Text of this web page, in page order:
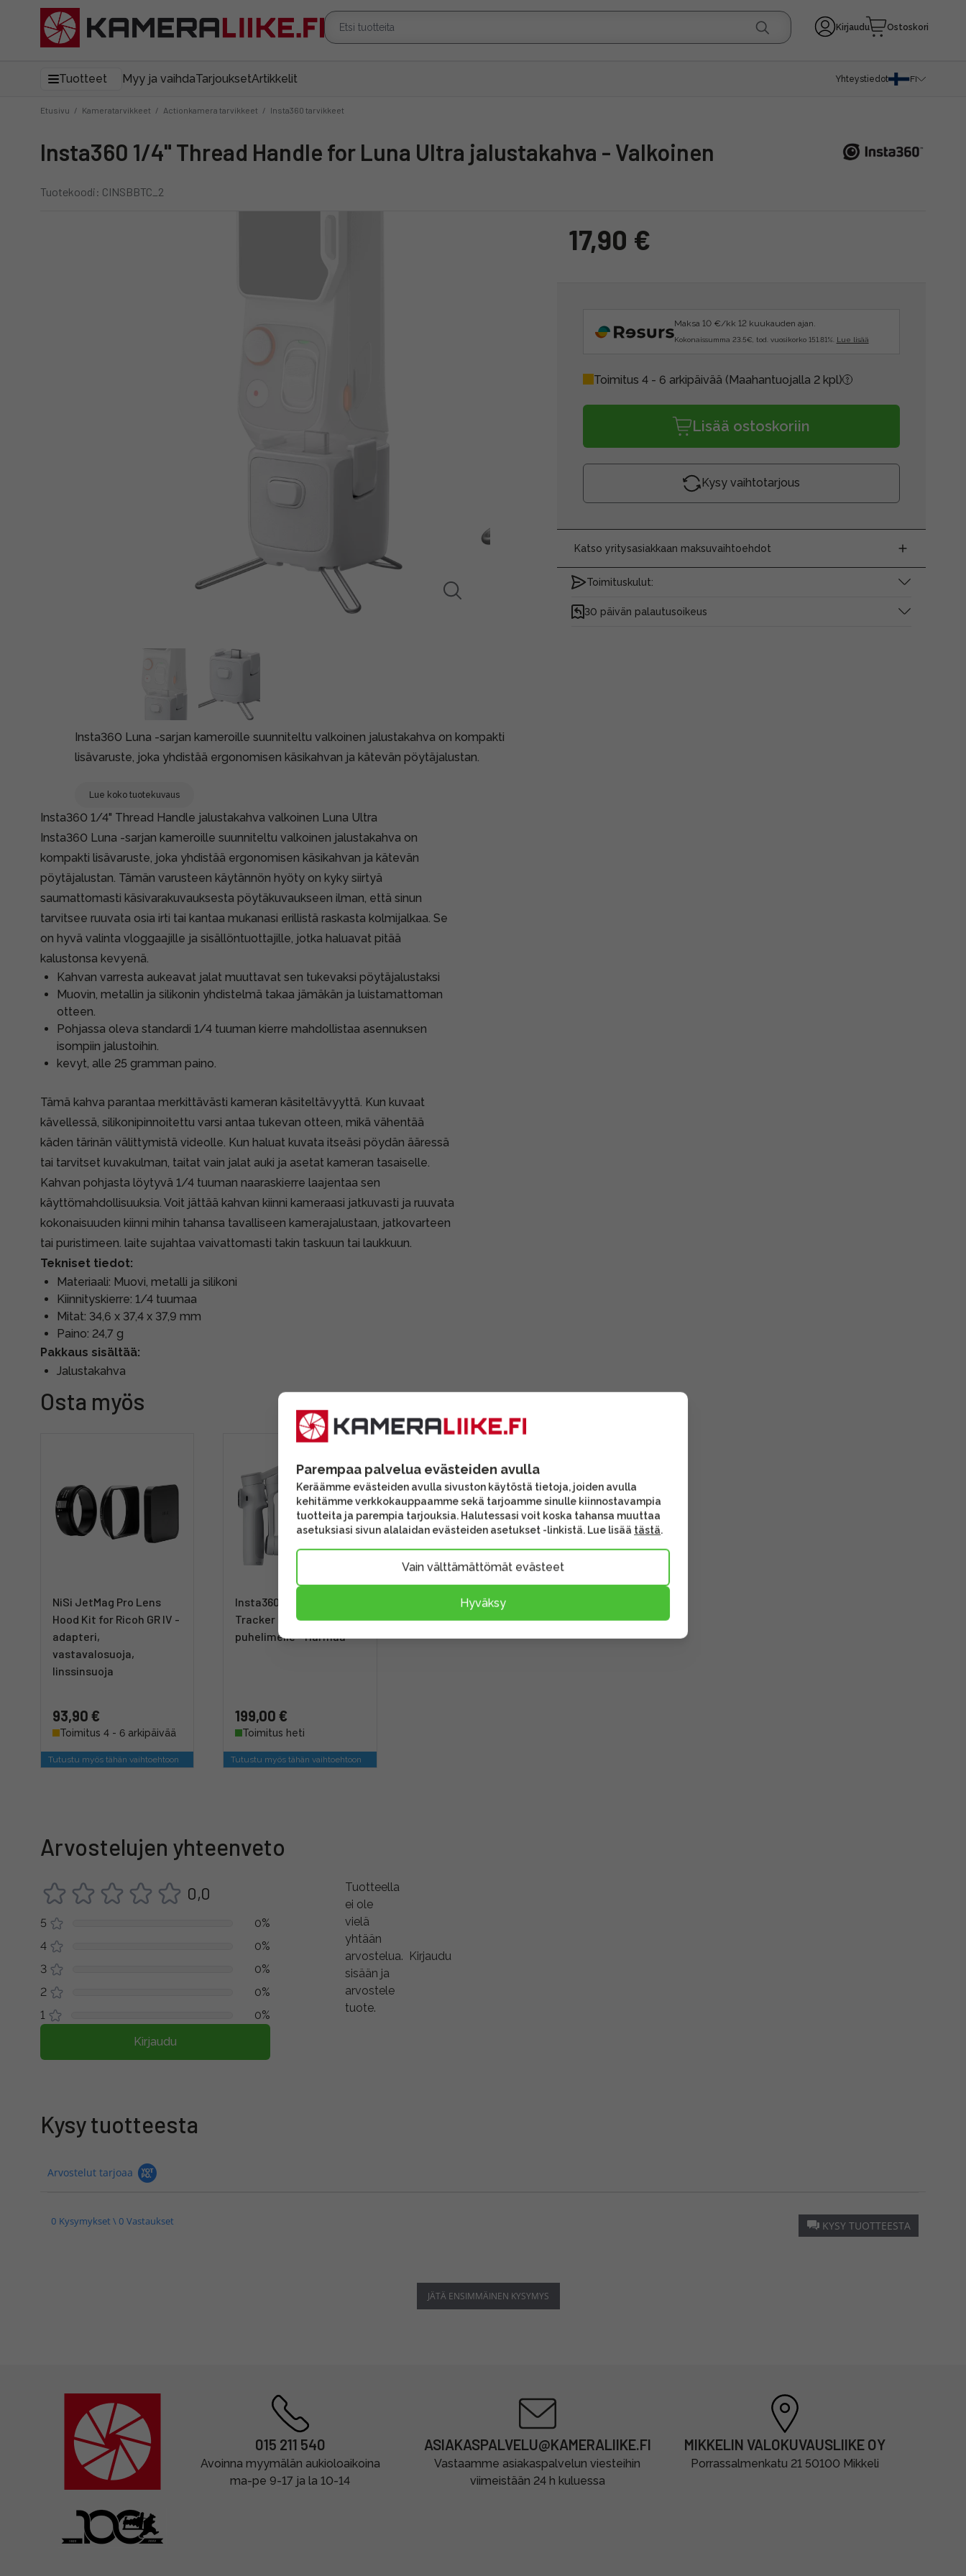
Kirjaudu Ostoskori
Tuotteet Myy ja vaihdaTarjouksetArtikkelit Yhteystiedot FI
Etusivu / Kameratarvikkeet / Actionkamera tarvikkeet / Insta360 tarvikkeet
Insta360 1/4" Thread Handle for Luna Ultra jalustakahva - Valkoinen
Tuotekoodi: CINSBBTC_2
Insta360 Luna -sarjan kameroille suunniteltu valkoinen jalustakahva on kompakti
lisävaruste, joka yhdistää ergonomisen käsikahvan ja kätevän pöytäjalustan.
Lue koko tuotekuvaus
17,90 €
Maksa 10 €/kk 12 kuukauden ajan.
Kokonaissumma 23.5€, tod. vuosikorko 151.81%. Lue lisää
Toimitus 4 - 6 arkipäivää (Maahantuojalla 2 kpl)
Lisää ostoskoriin
Kysy vaihtotarjous
Katso yritysasiakkaan maksuvaihtoehdot
Toimituskulut:
30 päivän palautusoikeus
Insta360 1/4" Thread Handle jalustakahva valkoinen Luna Ultra
Insta360 Luna -sarjan kameroille suunniteltu valkoinen jalustakahva on
kompakti lisävaruste, joka yhdistää ergonomisen käsikahvan ja kätevän
pöytäjalustan. Tämän varusteen käytännön hyöty on kyky siirtyä
saumattomasti käsivarakuvauksesta pöytäkuvaukseen ilman, että sinun
tarvitsee ruuvata osia irti tai kantaa mukanasi erillistä raskasta kolmijalkaa. Se
on hyvä valinta vloggaajille ja sisällöntuottajille, jotka haluavat pitää
kalustonsa kevyenä.
Kahvan varresta aukeavat jalat muuttavat sen tukevaksi pöytäjalustaksi
Muovin, metallin ja silikonin yhdistelmä takaa jämäkän ja luistamattoman
otteen.
Pohjassa oleva standardi 1/4 tuuman kierre mahdollistaa asennuksen
isompiin jalustoihin.
kevyt, alle 25 gramman paino.
Tämä kahva parantaa merkittävästi kameran käsiteltävyyttä. Kun kuvaat
kävellessä, silikonipinnoitettu varsi antaa tukevan otteen, mikä vähentää
käden tärinän välittymistä videolle. Kun haluat kuvata itseäsi pöydän ääressä
tai tarvitset kuvakulman, taitat vain jalat auki ja asetat kameran tasaiselle.
Kahvan pohjasta löytyvä 1/4 tuuman naaraskierre laajentaa sen
käyttömahdollisuuksia. Voit jättää kahvan kiinni kameraasi jatkuvasti ja ruuvata
kokonaisuuden kiinni mihin tahansa tavalliseen kamerajalustaan, jatkovarteen
tai puristimeen. laite sujahtaa vaivattomasti takin taskuun tai laukkuun.
Tekniset tiedot:
Materiaali: Muovi, metalli ja silikoni
Kiinnityskierre: 1/4 tuumaa
Mitat: 34,6 x 37,4 x 37,9 mm
Paino: 24,7 g
Pakkaus sisältää:
Jalustakahva
Osta myös
NiSi JetMag Pro Lens
Hood Kit for Ricoh GR IV -
adapteri,
vastavalosuoja,
linssinsuoja
93,90 €
Toimitus 4 - 6 arkipäivää
Tutustu myös tähän vaihtoehtoon
Insta360 Flow 2 Pro AI
Tracker Bundle -vakaaja
puhelimelle - Harmaa
199,00 €
Toimitus heti
Tutustu myös tähän vaihtoehtoon
Arvostelujen yhteenveto
0,0
5
0%
4
0%
3
0%
2
0%
1
0%
Kirjaudu
Tuotteella
ei ole
vielä
yhtään
arvostelua. Kirjaudu
sisään ja
arvostele
tuote.
Kysy tuotteesta
Arvostelut tarjoaa
0 Kysymykset \ 0 Vastaukset KYSY TUOTTEESTA
JÄTÄ ENSIMMÄINEN KYSYMYS
015 211 540
Avoinna myymälän aukioloaikoina
ma-pe 9-17 ja la 10-14
ASIAKASPALVELU@KAMERALIIKE.FI
Vastaamme asiakaspalvelun viesteihin
viimeistään 24 h kuluessa
MIKKELIN VALOKUVAUSLIIKE OY
Porrassalmenkatu 21 50100 Mikkeli
Parempaa palvelua evästeiden avulla
Keräämme evästeiden avulla sivuston käytöstä tietoja, joiden avulla
kehitämme verkkokauppaamme sekä tarjoamme sinulle kiinnostavampia
tuotteita ja parempia tarjouksia. Halutessasi voit koska tahansa muuttaa
asetuksiasi sivun alalaidan evästeiden asetukset -linkistä. Lue lisää tästä.
Vain välttämättömät evästeet
Hyväksy